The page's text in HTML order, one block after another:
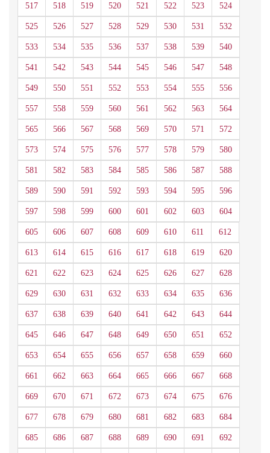
517 518 519 520 521 522 523 524
525 526 527 528 529 530 531 532
533 534 535 536 537 538 539 540
541 542 543 544 545 546 547 548
549 550 551 552 553 554 555 556
557 558 559 560 561 562 563 564
565 566 567 568 569 570 571 572
573 574 575 576 577 578 579 580
581 582 583 584 585 586 587 588
589 590 591 592 593 594 595 596
597 598 599 600 601 602 603 604
605 606 607 608 609 610 611 612
613 614 615 616 617 618 619 620
621 622 623 624 625 626 627 628
629 630 631 632 633 634 635 636
637 638 639 640 641 642 643 644
645 646 647 648 649 650 651 652
653 654 655 656 657 658 659 660
661 662 663 664 665 666 667 668
669 670 671 672 673 674 675 676
677 678 679 680 681 682 683 684
685 686 687 688 689 690 691 692